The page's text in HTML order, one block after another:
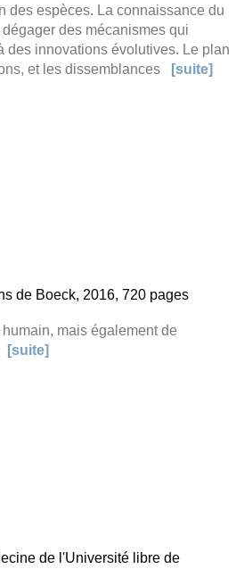
des espèces. La connaissance du
des mécanismes qui
des innovations évolutives. Le plan
et les dissemblances
[suite]
de Boeck, 2016, 720 pages
mais également de
[suite]
de l'Université libre de